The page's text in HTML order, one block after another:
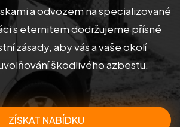
na prodej
a odvozem na specializované
s eternitem dodržujeme přísné
zásady, aby vás a vaše okolí
škodlivého azbestu.
ZÍSKAT NABÍDKU